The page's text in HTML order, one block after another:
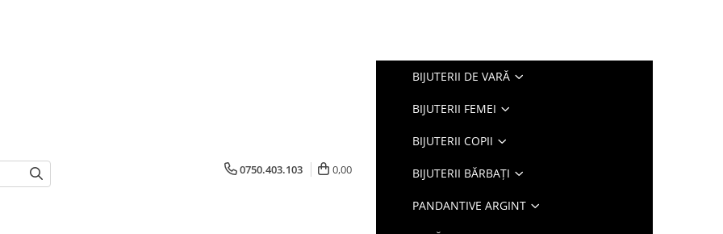
0750.403.103 0,00
BIJUTERII DE VARĂ
BIJUTERII FEMEI
BIJUTERII COPII
BIJUTERII BĂRBAȚI
PANDANTIVE ARGINT